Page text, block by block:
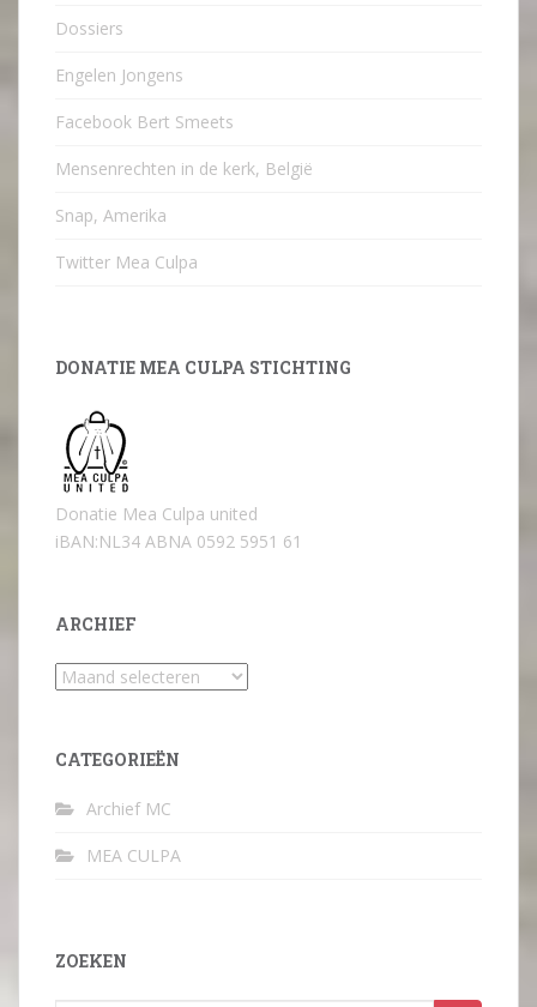
Dossiers
Engelen Jongens
Facebook Bert Smeets
Mensenrechten in de kerk, België
Snap, Amerika
Twitter Mea Culpa
DONATIE MEA CULPA STICHTING
Donatie Mea Culpa united
iBAN:NL34 ABNA 0592 5951 61
ARCHIEF
Archief
CATEGORIEËN
Archief MC
MEA CULPA
ZOEKEN